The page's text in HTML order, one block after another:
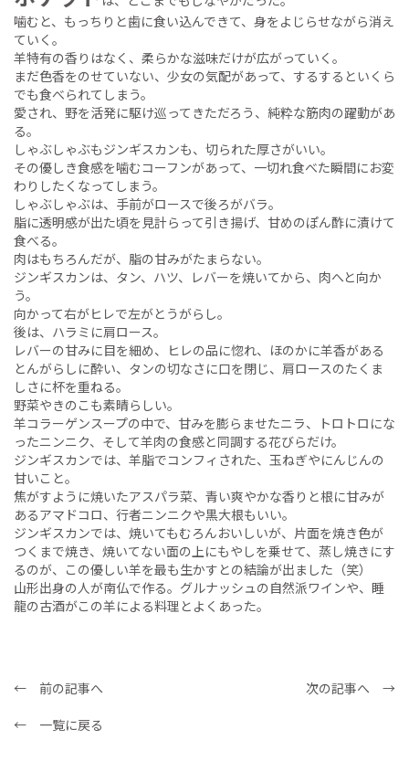
噛むと、もっちりと歯に食い込んできて、身をよじらせながら消え
ていく。
羊特有の香りはなく、柔らかな滋味だけが広がっていく。
まだ色香をのせていない、少女の気配があって、するするといくら
でも食べられてしまう。
愛され、野を活発に駆け巡ってきただろう、純粋な筋肉の躍動があ
る。
しゃぶしゃぶもジンギスカンも、切られた厚さがいい。
その優しき食感を噛むコーフンがあって、一切れ食べた瞬間にお変
わりしたくなってしまう。
しゃぶしゃぶは、手前がロースで後ろがバラ。
脂に透明感が出た頃を見計らって引き揚げ、甘めのぽん酢に漬けて
食べる。
肉はもちろんだが、脂の甘みがたまらない。
ジンギスカンは、タン、ハツ、レバーを焼いてから、肉へと向か
う。
向かって右がヒレで左がとうがらし。
後は、ハラミに肩ロース。
レバーの甘みに目を細め、ヒレの品に惚れ、ほのかに羊香がある
とんがらしに酔い、タンの切なさに口を閉じ、肩ロースのたくま
しさに杯を重ねる。
野菜やきのこも素晴らしい。
羊コラーゲンスープの中で、甘みを膨らませたニラ、トロトロにな
ったニンニク、そして羊肉の食感と同調する花びらだけ。
ジンギスカンでは、羊脂でコンフィされた、玉ねぎやにんじんの
甘いこと。
焦がすように焼いたアスパラ菜、青い爽やかな香りと根に甘みが
あるアマドコロ、行者ニンニクや黒大根もいい。
ジンギスカンでは、焼いてもむろんおいしいが、片面を焼き色が
つくまで焼き、焼いてない面の上にもやしを乗せて、蒸し焼きにす
るのが、この優しい羊を最も生かすとの結論が出ました（笑）
山形出身の人が南仏で作る。グルナッシュの自然派ワインや、睡
龍の古酒がこの羊による料理とよくあった。
← 前の記事へ
次の記事へ →
← 一覧に戻る